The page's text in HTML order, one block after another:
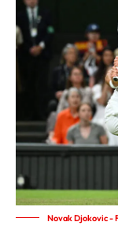
Novak Djokovic -